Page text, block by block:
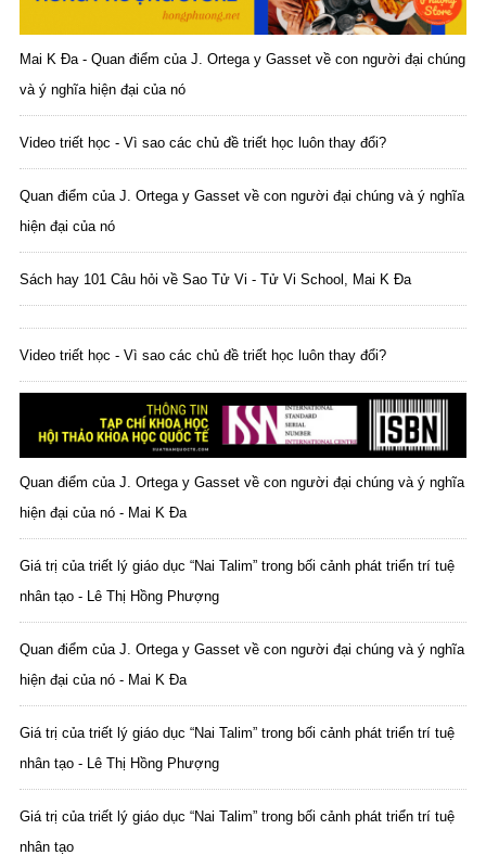
Mai K Đa - Quan điểm của J. Ortega y Gasset về con người đại chúng
và ý nghĩa hiện đại của nó
Video triết học - Vì sao các chủ đề triết học luôn thay đổi?
Quan điểm của J. Ortega y Gasset về con người đại chúng và ý nghĩa
hiện đại của nó
Sách hay 101 Câu hỏi về Sao Tử Vi - Tử Vi School, Mai K Đa
Video triết học - Vì sao các chủ đề triết học luôn thay đổi?
Quan điểm của J. Ortega y Gasset về con người đại chúng và ý nghĩa
hiện đại của nó - Mai K Đa
Giá trị của triết lý giáo dục “Nai Talim” trong bối cảnh phát triển trí tuệ
nhân tạo - Lê Thị Hồng Phượng
Quan điểm của J. Ortega y Gasset về con người đại chúng và ý nghĩa
hiện đại của nó - Mai K Đa
Giá trị của triết lý giáo dục “Nai Talim” trong bối cảnh phát triển trí tuệ
nhân tạo - Lê Thị Hồng Phượng
Giá trị của triết lý giáo dục “Nai Talim” trong bối cảnh phát triển trí tuệ
nhân tạo